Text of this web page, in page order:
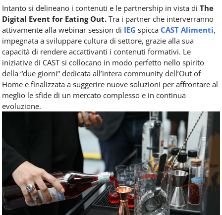
Intanto si delineano i contenuti e le partnership in vista di The
Digital Event for Eating Out. Tra i partner che interverranno
attivamente alla webinar session di IEG spicca CAST Alimenti,
impegnata a sviluppare cultura di settore, grazie alla sua
capacità di rendere accattivanti i contenuti formativi. Le
iniziative di CAST si collocano in modo perfetto nello spirito
della “due giorni” dedicata all’intera community dell’Out of
Home e finalizzata a suggerire nuove soluzioni per affrontare al
meglio le sfide di un mercato complesso e in continua
evoluzione.